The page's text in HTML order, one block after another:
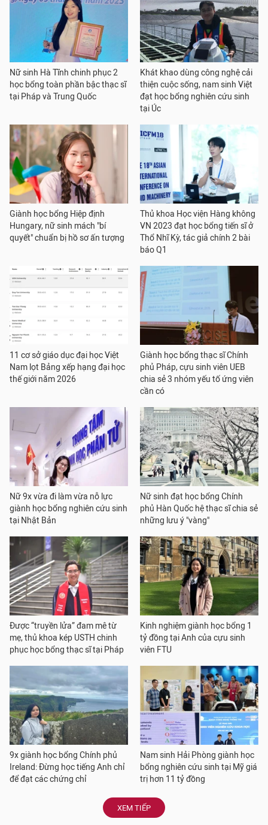
Nữ sinh Hà Tĩnh chinh phục 2
học bổng toàn phần bậc thạc sĩ
tại Pháp và Trung Quốc
Khát khao dùng công nghệ cải
thiện cuộc sống, nam sinh Việt
đạt học bổng nghiên cứu sinh
tại Úc
Giành học bổng Hiệp định
Hungary, nữ sinh mách "bí
quyết" chuẩn bị hồ sơ ấn tượng
Thủ khoa Học viện Hàng không
VN 2023 đạt học bổng tiến sĩ ở
Thổ Nhĩ Kỳ, tác giả chính 2 bài
báo Q1
11 cơ sở giáo dục đại học Việt
Nam lọt Bảng xếp hạng đại học
thế giới năm 2026
Giành học bổng thạc sĩ Chính
phủ Pháp, cựu sinh viên UEB
chia sẻ 3 nhóm yếu tố ứng viên
cần có
Nữ 9x vừa đi làm vừa nỗ lực
giành học bổng nghiên cứu sinh
tại Nhật Bản
Nữ sinh đạt học bổng Chính
phủ Hàn Quốc hệ thạc sĩ chia sẻ
những lưu ý "vàng"
Được “truyền lửa” đam mê từ
mẹ, thủ khoa kép USTH chinh
phục học bổng thạc sĩ tại Pháp
Kinh nghiệm giành học bổng 1
tỷ đồng tại Anh của cựu sinh
viên FTU
9x giành học bổng Chính phủ
Ireland: Đừng học tiếng Anh chỉ
để đạt các chứng chỉ
Nam sinh Hải Phòng giành học
bổng nghiên cứu sinh tại Mỹ giá
trị hơn 11 tỷ đồng
XEM TIẾP